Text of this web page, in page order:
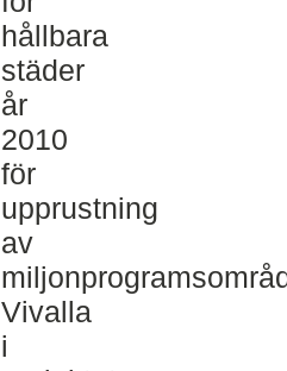
hållbara
städer
år
2010
för
upprustning
av
Vivalla
i